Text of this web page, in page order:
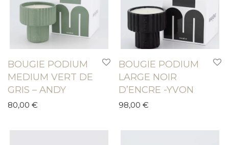
BOUGIE PODIUM
MEDIUM VERT DE
GRIS – ANDY
80,00 €
BOUGIE PODIUM
LARGE NOIR
D’ENCRE -YVON
98,00 €